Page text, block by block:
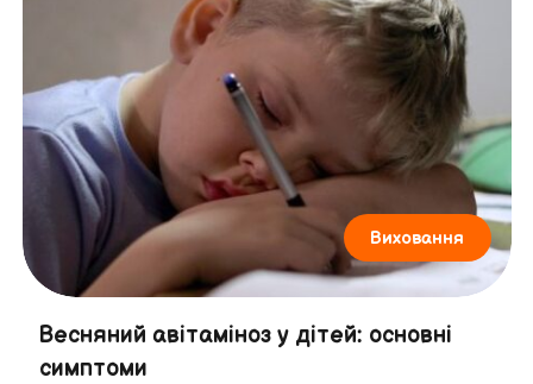
Виховання
Весняний авітаміноз у дітей: основні
симптоми